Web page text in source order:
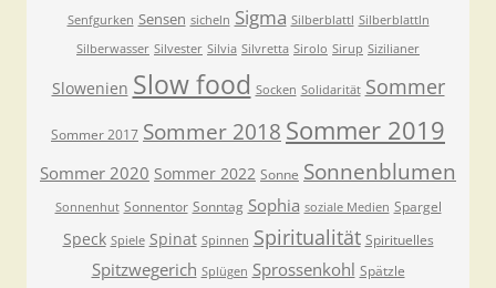
Senfgurken Sensen sicheln Sigma Silberblattl Silberblattln
Silberwasser Silvester Silvia Silvretta Sirolo Sirup Sizilianer
Slowenien Slow food Socken Solidarität Sommer
Sommer 2017 Sommer 2018 Sommer 2019
Sommer 2020 Sommer 2022 Sonne Sonnenblumen
Sonnenhut Sonnentor Sonntag Sophia soziale Medien Spargel
Speck Spiele Spinat Spinnen Spiritualität Spirituelles
Spitzwegerich Splügen Sprossenkohl Spätzle